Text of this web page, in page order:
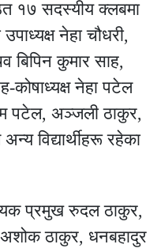
१७ सदस्यीय क्लबमा
नेहा चौधरी,
बिपिन कुमार साह,
कोषाध्यक्ष नेहा पटेल
पटेल, अञ्जली ठाकुर,
विद्यार्थीहरू रहेका
प्रमुख रुदल ठाकुर,
अशोक ठाकुर, धनबहादुर